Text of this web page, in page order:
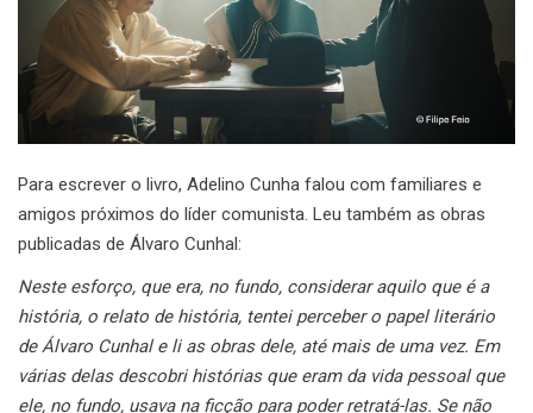
Para escrever o livro, Adelino Cunha falou com familiares e
amigos próximos do líder comunista. Leu também as obras
publicadas de Álvaro Cunhal:
Neste esforço, que era, no fundo, considerar aquilo que é a
história, o relato de história, tentei perceber o papel literário
de Álvaro Cunhal e li as obras dele, até mais de uma vez. Em
várias delas descobri histórias que eram da vida pessoal que
ele, no fundo, usava na ficção para poder retratá-las. Se não